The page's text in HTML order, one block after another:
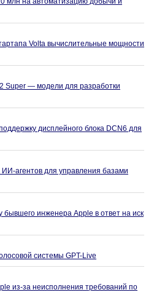
Volta вычислительные мощности
Super — модели для разработки
дисплейного блока DCN6 для
агентов для управления базами
бывшего инженера Apple в ответ на иск
системы GPT-Live
из-за неисполнения требований по